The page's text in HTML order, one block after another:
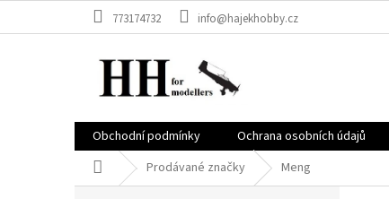
773174732 info@hajekhobby.cz
Obchodní podmínky Ochrana osobních údajů
Domů Prodávané značky Meng